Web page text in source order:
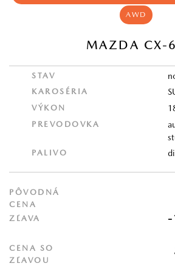
AWD
MAZDA CX-
STAV
KAROSÉRIA
VÝKON
PREVODOVKA
PALIVO
PÔVODNÁ
CENA
ZĽAVA
CENA SO
ZĽAVOU